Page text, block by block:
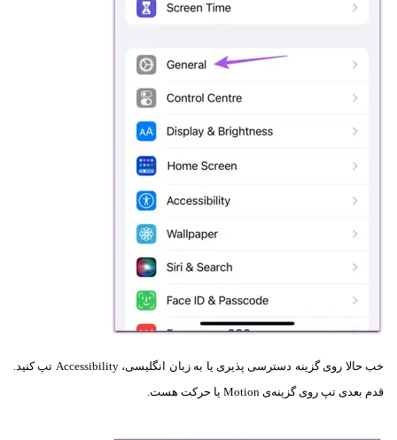
خب حالا روی گزینه دسترسی پذیری یا به زبان انگلیسی، Accessibility تپ کنید.
قدم بعدی تپ روی گزینه‌ی Motion یا حرکت هست.